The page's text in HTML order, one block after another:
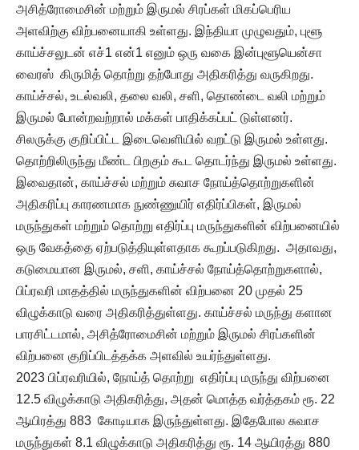
அசித்ரோமைசின் மற்றும் இருமல் சிரப்கள் மிகப்பெரிய
அளவிற்கு விற்பனையாகி உள்ளது. இந்தியா முழுவதும், புளூ
காய்ச்சலுடன் எச்1 என்1 எனும் ஒரு வகை இன்புளூயென்சா
வைரஸ் கிருமித் தொற்று தற்போது அதிகரித்து வருகிறது.
காய்ச்சல், உடல்வலி, தலை வலி, சளி, தொண்டை வலி மற்றும்
இருமல் போன்றவற்றால் மக்கள் பாதிக்கப்பட் டுள்ளனர்.
சிலருக்கு குறிப்பிட்ட இடைவெளியில் வறட்டு இருமல் உள்ளது.
தொற்றிலிருந்து மீண்ட பிறகும் கூட தொடர்ந்து இருமல் உள்ளது.
இவைதான், காய்ச்சல் மற்றும் சுவாச நோய்த்தொற்றுகளின்
அதிகரிப்பு காரணமாக நுண்ணுயிர் எதிர்ப்பிகள், இருமல்
மருந்துகள் மற்றும் தொற்று எதிர்ப்பு மருந்துகளின் விற்பனையில்
ஒரு வேகத்தை ஏற்படுத்தியுள்ளதாக கூறப்படுகிறது. அதாவது,
கடுமையான இருமல், சளி, காய்ச்சல் நோய்த்தொற்றுகளால்,
பிப்ரவரி மாதத்தில் மருந்துகளின் விற்பனை 20 முதல் 25
விழுக்காடு வரை அதிகரித்துள்ளது. காய்ச்சல் மருந்து களான
பாரசிட்டமால், அசித்ரோமைசின் மற்றும் இருமல் சிரப்களின்
விற்பனை குறிப்பிடத்தக்க அளவில் உயர்ந்துள்ளது.
2023 பிப்ரவரியில், நோய்த் தொற்று எதிர்ப்பு மருந்து விற்பனை
12.5 விழுக்காடு அதிகரித்து, அதன் மொத்த வர்த்தகம் ரூ. 22
ஆயிரத்து 883 கோடியாக இருந்துள்ளது. இதேபோல சுவாச
மருந்துகள் 8.1 விழுக்காடு அதிகரித்து ரூ. 14 ஆயிரத்து 880